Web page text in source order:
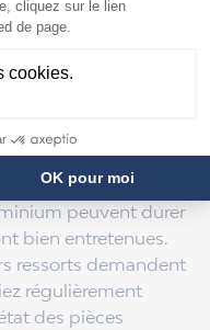
mais sensibles à
Une
permet de
les portes
peuvent durer
bien entretenues.
ressorts demandent
régulièrement
des pièces